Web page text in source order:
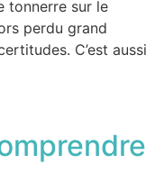
tonnerre sur le
perdu grand
C’est aussi